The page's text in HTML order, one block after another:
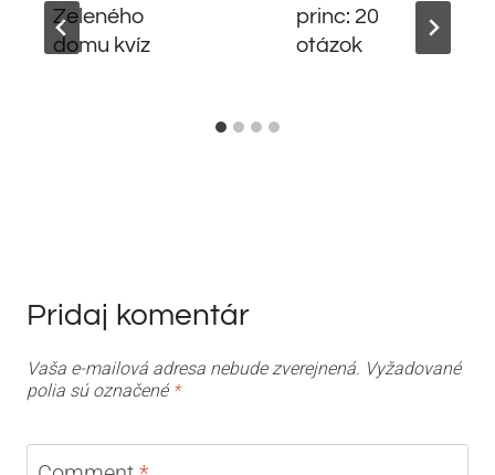
Zeleného
domu kvíz
princ: 20
otázok
Pridaj komentár
Vaša e-mailová adresa nebude zverejnená. Vyžadované
polia sú označené *